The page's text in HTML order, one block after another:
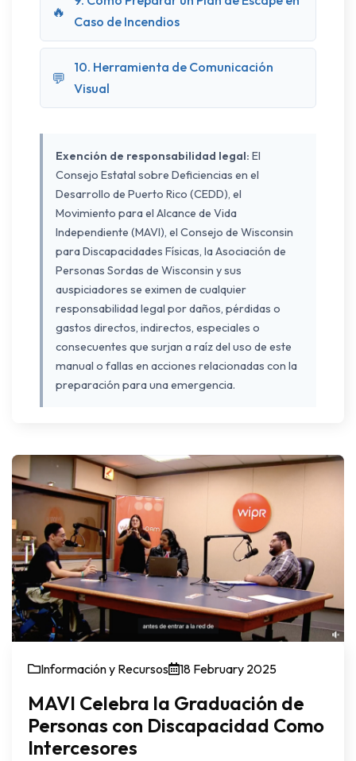
🔥
Caso de Incendios
💬
10. Herramienta de Comunicación
Visual
Exención de responsabilidad legal: El
Consejo Estatal sobre Deficiencias en el
Desarrollo de Puerto Rico (CEDD), el
Movimiento para el Alcance de Vida
Independiente (MAVI), el Consejo de Wisconsin
para Discapacidades Físicas, la Asociación de
Personas Sordas de Wisconsin y sus
auspiciadores se eximen de cualquier
responsabilidad legal por daños, pérdidas o
gastos directos, indirectos, especiales o
consecuentes que surjan a raíz del uso de este
manual o fallas en acciones relacionadas con la
preparación para una emergencia.
MAVI Celebra la Graduación de
Personas con Discapacidad Como
Intercesores
Información y Recursos 18 February 2025